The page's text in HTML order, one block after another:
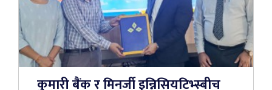
कुमारी बैंक र मिनर्जी इन्निसियटिभ्स्बीच